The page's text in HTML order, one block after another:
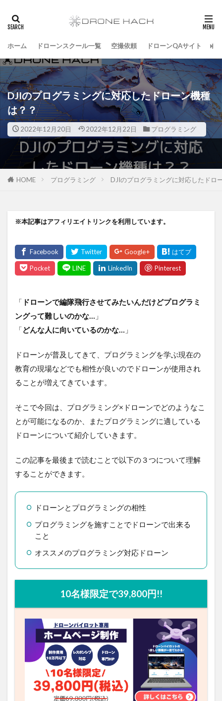
ホーム ドローンスクール一覧 空撮依頼 ドローンQAサイト 飛
DJIのプログラミングに対応したドローン機種
は？？
2022年12月20日 2022年12月22日 プログラミング
HOME プログラミング DJIのプログラミングに対応したドロ
※本記事はアフィリエイトリンクを利用しています。
「 ドローンで編隊飛行させてみたいんだけどプログラミ
ングって難しいのかな…
」
「どんな人に向いているのかな… 」
ドローンが普及してきて、プログラミングを学ぶ現在の
教育の現場などでも相性が良いのでドローンが使用され
ることが増えてきています。
そこで今回は、プログラミング×ドローンでどのようなこ
とが可能になるのか、またプログラミングに適している
ドローンについて紹介していきます。
この記事を最後まで読むことで以下の３つについて理解
することができます。
ドローンとプログラミングの相性
プログラミングを施すことでドローンで出来る
こと
オススメのプログラミング対応ドローン
10名様限定で39,800円!!